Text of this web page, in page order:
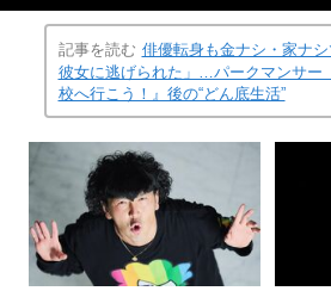
記事を読む 俳優転身も金ナシ・家ナ
彼女に逃げられた」…パークマンサー
校へ行こう！』後の“どん底生活”